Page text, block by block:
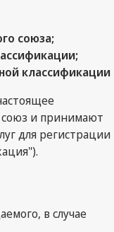
союза;
классификации
и принимают
для регистрации
в случае